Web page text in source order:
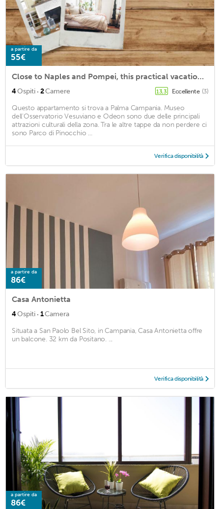
a partire da
55€
Close to Naples and Pompei, this practical vacation rental awaits you in Palma Campania.
4Ospiti · 2Camere 13,3 Eccellente (3)
Questo appartamento si trova a Palma Campania. Museo
dell'Osservatorio Vesuviano e Odeon sono due delle principali
attrazioni culturali della zona. Tra le altre tappe da non perdere ci
sono Parco di Pinocchio ...
Verifica disponibilità
a partire da
86€
Casa Antonietta
4Ospiti · 1Camera
Situata a San Paolo Bel Sito, in Campania, Casa Antonietta offre
un balcone. 32 km da Positano. ...
Verifica disponibilità
a partire da
86€